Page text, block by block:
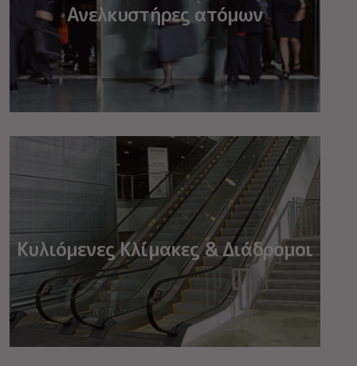
Ανελκυστήρες ατόμων
Κυλιόμενες Κλίμακες & Διάδρομοι